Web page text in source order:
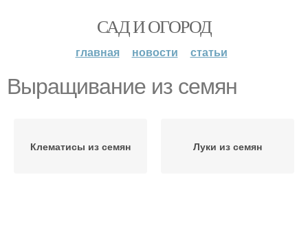
САД И ОГОРОД
главная новости статьи
Выращивание из семян
Клематисы из семян Луки из семян